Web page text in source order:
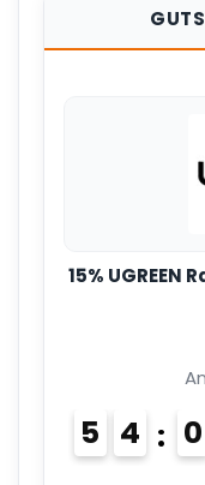
15% UGREEN
5 4 0